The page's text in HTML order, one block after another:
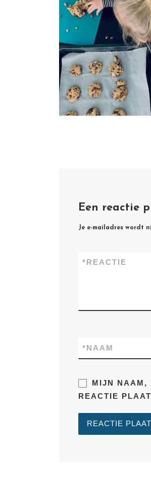
Een reactie
Je e-mailadres wordt
REACTIE
*
NAAM
*
MIJN NAAM,
REACTIE